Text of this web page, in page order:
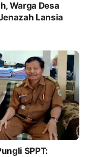
Warga Desa
Lansia
SPPT: